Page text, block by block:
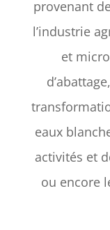
provenant
l’industrie
et
eaux
activités et
ou encore